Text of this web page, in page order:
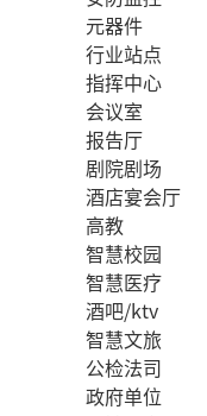
元器件
行业站点
指挥中心
会议室
报告厅
剧院剧场
酒店宴会厅
高教
智慧校园
智慧医疗
酒吧/ktv
智慧文旅
公检法司
政府单位